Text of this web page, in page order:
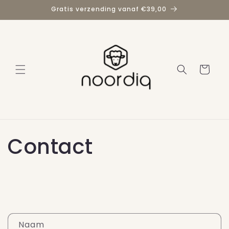
content
Gratis verzending vanaf €39,00
Winkelwagen
Contact
C
Naam